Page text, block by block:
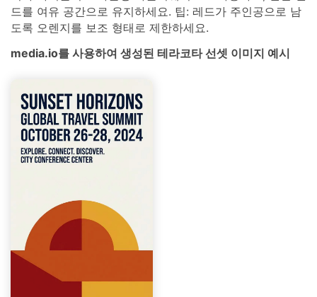
드를 여유 공간으로 유지하세요. 팁: 레드가 주인공으로 남
도록 오렌지를 보조 형태로 제한하세요.
media.io를 사용하여 생성된 테라코타 선셋 이미지 예시